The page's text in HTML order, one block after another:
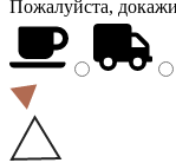
Пожалуйста,